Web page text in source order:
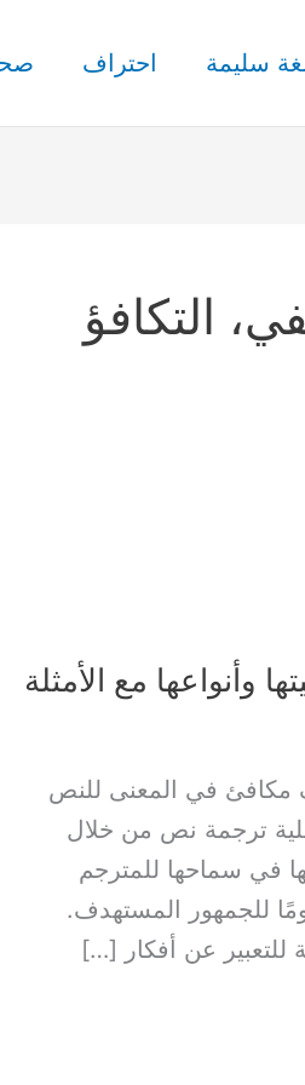
سليمة احتراف
التكافؤ
وأنواعها مع الأمثلة
مكافئ في المعنى للنص
ترجمة نص من خلال
في سماحها للمترجم
للجمهور المستهدف.
للتعبير عن أفكار […]